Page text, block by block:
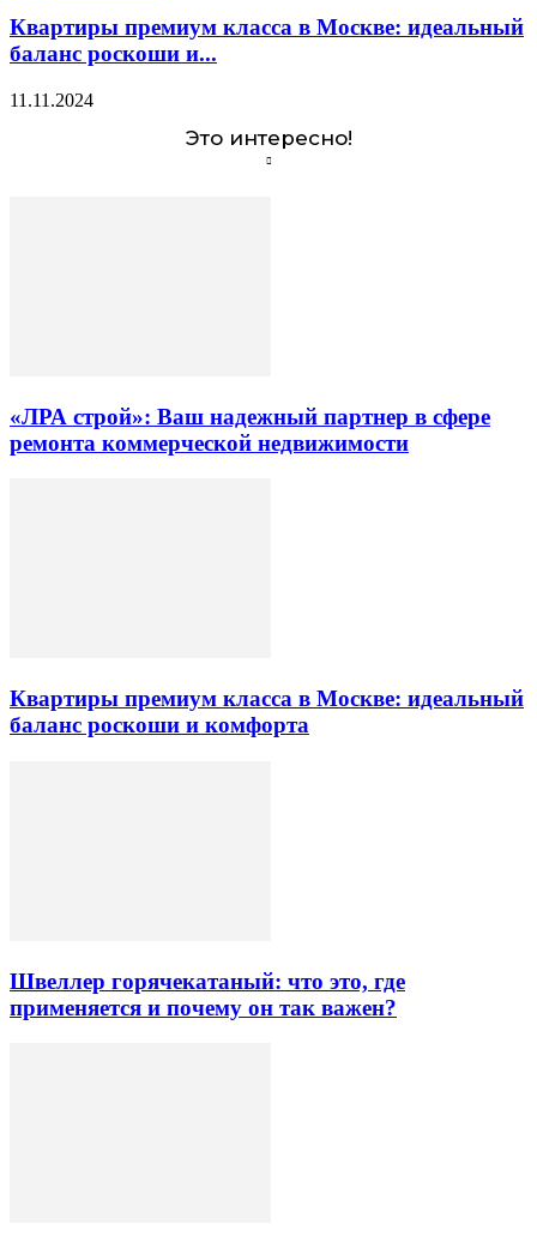
Квартиры премиум класса в Москве: идеальный
баланс роскоши и...
11.11.2024
Это интересно!
«ЛРА строй»: Ваш надежный партнер в сфере
ремонта коммерческой недвижимости
Квартиры премиум класса в Москве: идеальный
баланс роскоши и комфорта
Швеллер горячекатаный: что это, где
применяется и почему он так важен?